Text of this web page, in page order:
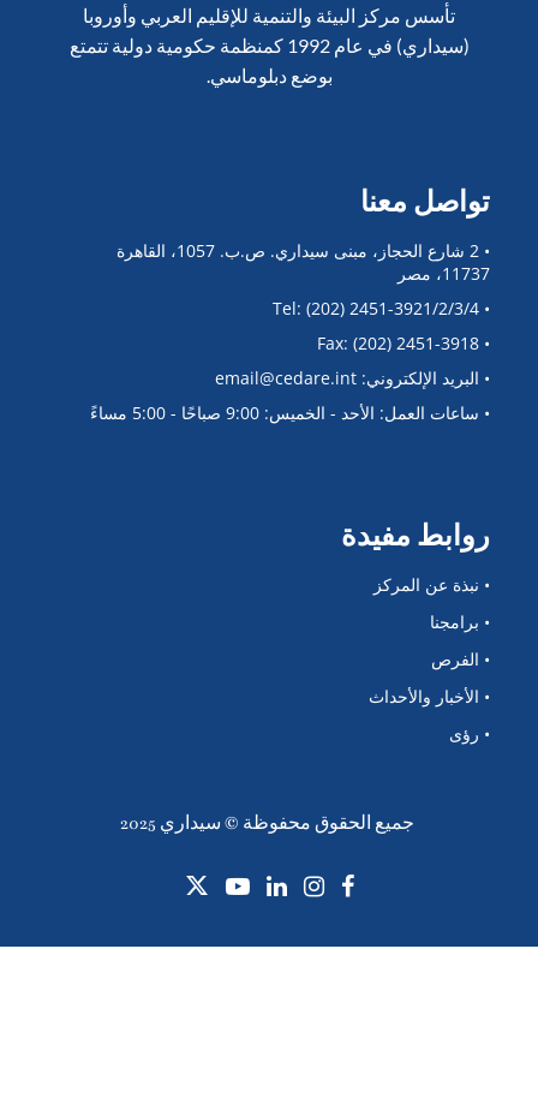
تأسس مركز البيئة والتنمية للإقليم العربي وأوروبا
(سيداري) في عام 1992 كمنظمة حكومية دولية تتمتع
بوضع دبلوماسي.
تواصل معنا
• 2 شارع الحجاز، مبنى سيداري. ص.ب. 1057، القاهرة
11737، مصر
• Tel: (202) 2451-3921/2/3/4
• Fax: (202) 2451-3918
• البريد الإلكتروني: email@cedare.int
• ساعات العمل: الأحد - الخميس: 9:00 صباحًا - 5:00 مساءً
روابط مفيدة
• نبذة عن المركز
• برامجنا
• الفرص
• الأخبار والأحداث
• رؤى
جميع الحقوق محفوظة © سيداري 2025